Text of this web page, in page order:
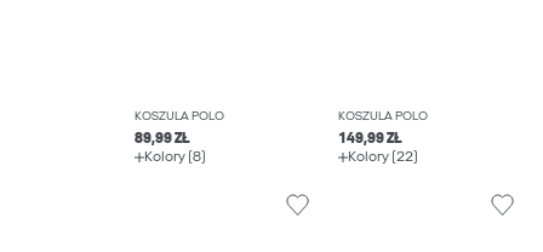
KOSZULA POLO
89,99 ZŁ
Kolory (8)
KOSZULA POLO
149,99 ZŁ
Kolory (22)